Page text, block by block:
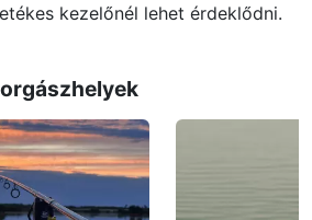
kezelőnél lehet érdeklődni.